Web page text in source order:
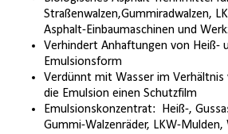
Straßenwalzen,Gummiradwalzen,
Asphalt-Einbaumaschinen und
Verhindert Anhaftungen von Heiß-
Emulsionsform
Verdünnt mit Wasser im
die Emulsion einen Schutzfilm
Emulsionskonzentrat: Heiß-,
Gummi-Walzenräder, LKW-Mulden,